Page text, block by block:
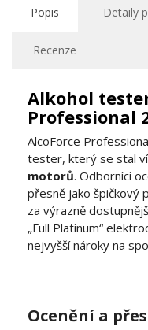
Popis Detaily
Recenze
Alkohol
Professional
AlcoForce
tester, který se stal
motorů. Odborníci
přesně jako špičkový
za výrazně
„Full Platinum“
nejvyšší nároky na
Ocenění a